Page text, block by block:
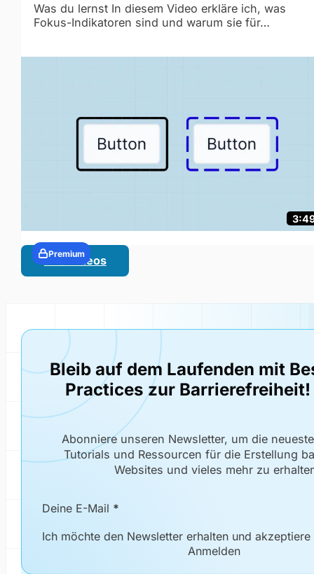
Was du lernst In diesem Video erkläre ich, was
Fokus-Indikatoren sind und warum sie für…
Premium
Alle Videos
Bleib auf dem Laufenden mit
Practices zur Barrierefreiheit!
Abonniere unseren Newsletter, um die
Tutorials und Ressourcen für die Erstellung
Websites und vieles mehr zu
Newsletter Formular
Deine E-Mail *
Ich möchte den Newsletter erhalten und
Anmelden